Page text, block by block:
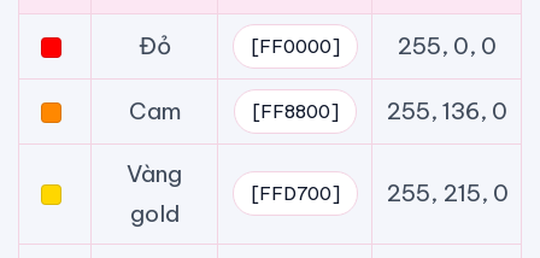
Đỏ [FF0000] 255, 0, 0
Cam [FF8800] 255, 136, 0
Vàng
gold
[FFD700] 255, 215, 0